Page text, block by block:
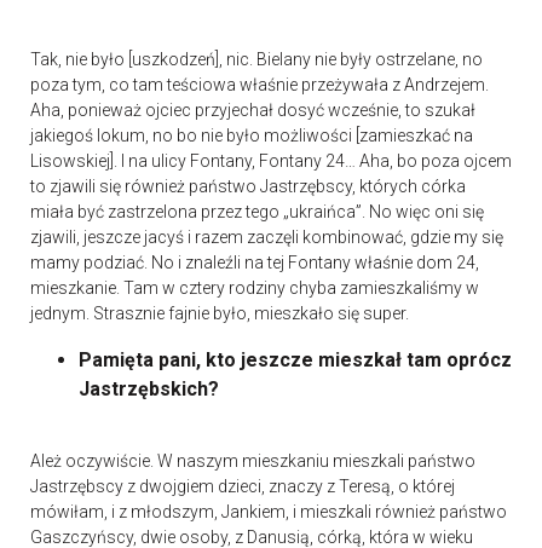
Tak, nie było [uszkodzeń], nic. Bielany nie były ostrzelane, no
poza tym, co tam teściowa właśnie przeżywała z Andrzejem.
Aha, ponieważ ojciec przyjechał dosyć wcześnie, to szukał
jakiegoś lokum, no bo nie było możliwości [zamieszkać na
Lisowskiej]. I na ulicy Fontany, Fontany 24… Aha, bo poza ojcem
to zjawili się również państwo Jastrzębscy, których córka
miała być zastrzelona przez tego „ukraińca”. No więc oni się
zjawili, jeszcze jacyś i razem zaczęli kombinować, gdzie my się
mamy podziać. No i znaleźli na tej Fontany właśnie dom 24,
mieszkanie. Tam w cztery rodziny chyba zamieszkaliśmy w
jednym. Strasznie fajnie było, mieszkało się super.
Pamięta pani, kto jeszcze mieszkał tam oprócz
Jastrzębskich?
Ależ oczywiście. W naszym mieszkaniu mieszkali państwo
Jastrzębscy z dwojgiem dzieci, znaczy z Teresą, o której
mówiłam, i z młodszym, Jankiem, i mieszkali również państwo
Gaszczyńscy, dwie osoby, z Danusią, córką, która w wieku